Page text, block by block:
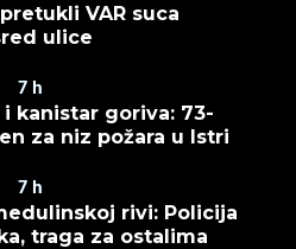
VAR suca
ulice
7 h
kanistar goriva: 73-
za niz požara u Istri
7 h
rivi: Policija
traga za ostalima